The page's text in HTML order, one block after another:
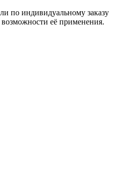
по индивидуальному заказу
её применения.